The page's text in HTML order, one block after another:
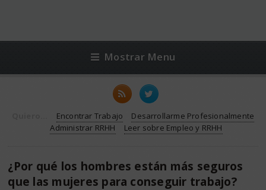
Mostrar Menu
Encontrar Trabajo
Desarrollarme Profesionalmente
Administrar RRHH
Leer sobre Empleo y RRHH
¿Por qué los hombres están más seguros
que las mujeres para conseguir trabajo?